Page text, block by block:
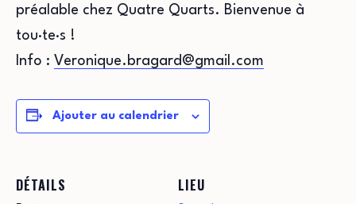
préalable chez Quatre Quarts. Bienvenue à
tou·te·s !
Info : Veronique.bragard@gmail.com
Ajouter au calendrier
DÉTAILS LIEU